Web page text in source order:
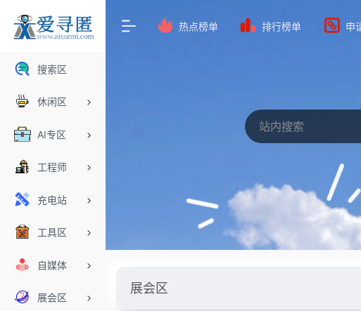
搜索区
休闲区
AI专区
工程师
充电站
工具区
自媒体
展会区
热点榜单 排行榜单 申
展会区